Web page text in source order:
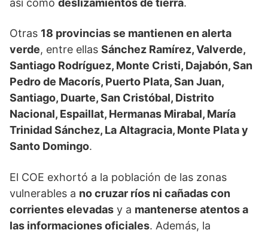
así como deslizamientos de tierra.
Otras 18 provincias se mantienen en alerta
verde, entre ellas Sánchez Ramírez, Valverde,
Santiago Rodríguez, Monte Cristi, Dajabón, San
Pedro de Macorís, Puerto Plata, San Juan,
Santiago, Duarte, San Cristóbal, Distrito
Nacional, Espaillat, Hermanas Mirabal, María
Trinidad Sánchez, La Altagracia, Monte Plata y
Santo Domingo.
El COE exhortó a la población de las zonas
vulnerables a no cruzar ríos ni cañadas con
corrientes elevadas y a mantenerse atentos a
las informaciones oficiales. Además, la